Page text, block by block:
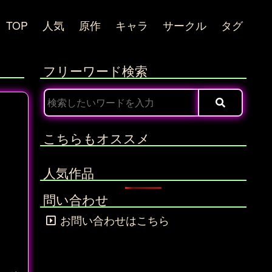
TOP 人気 原作 キャラ サークル タグ
フリーワード検索
こちらもオススメ
人気作品
問い合わせ
お問い合わせはこちら